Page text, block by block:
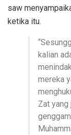
saw
ketika itu.
kalian
mereka
Zat yang